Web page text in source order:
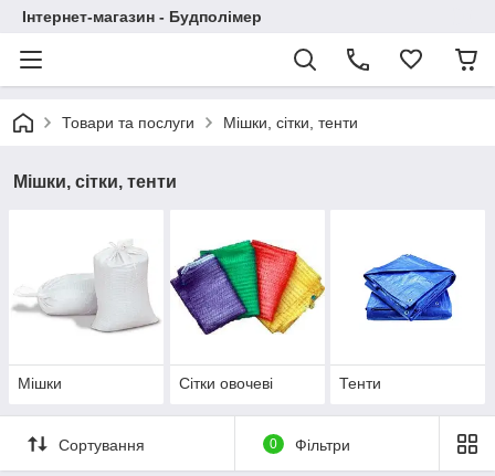
Інтернет-магазин - Будполімер
Товари та послуги Мішки, сітки, тенти
Мішки, сітки, тенти
Мішки Сітки овочеві Тенти
Сортування 0 Фільтри